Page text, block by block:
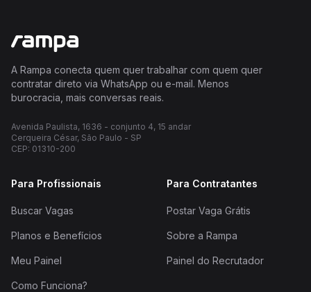
A Rampa conecta quem quer trabalhar com quem quer
contratar direto via WhatsApp ou e-mail. Menos
burocracia, mais conversas reais.
Avenida Paulista, 1636 - conjunto 4, 15 andar
Cerqueira César, São Paulo - SP
CEP: 01310-200
Para Profissionais
Buscar Vagas
Planos e Benefícios
Meu Painel
Como Funciona?
Para Contratantes
Postar Vaga Grátis
Sobre a Rampa
Painel do Recrutador